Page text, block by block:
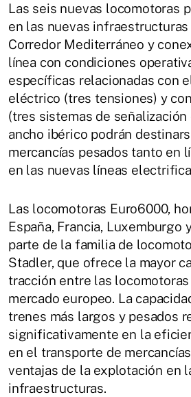
Las seis nuevas locomotoras
en las nuevas infraestructuras
Corredor Mediterráneo y
línea con condiciones
específicas relacionadas con
eléctrico (tres tensiones) y
(tres sistemas de
ancho ibérico podrán
mercancías pesados tanto en
en las nuevas líneas
Las locomotoras Euro6000,
España, Francia, Luxemburgo
parte de la familia de
Stadler, que ofrece la mayor
tracción entre las
mercado europeo. La
trenes más largos y pesados
significativamente en la
en el transporte de
ventajas de la explotación en
infraestructuras.